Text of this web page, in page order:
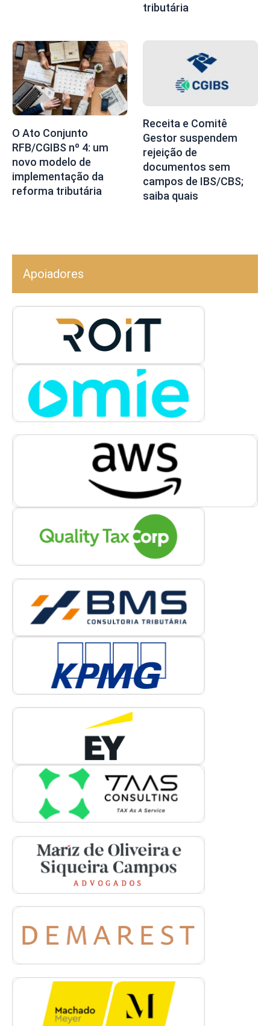
tributária
O Ato Conjunto
RFB/CGIBS nº 4: um
novo modelo de
implementação da
reforma tributária
Receita e Comitê
Gestor suspendem
rejeição de
documentos sem
campos de IBS/CBS;
saiba quais
Apoiadores